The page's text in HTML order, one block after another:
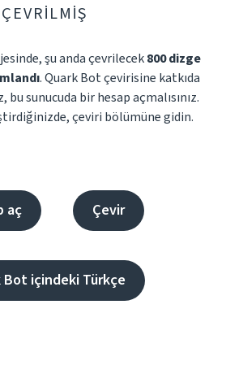
ÇEVRILMIŞ
şu anda çevrilecek800 dizge
. Quark Bot çevirisine katkıda
sunucuda bir hesap açmalısınız.
çeviri bölümüne gidin.
aç Çevir
Bot içindeki Türkçe